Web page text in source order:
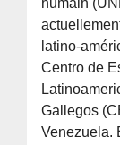
humain
latino-
Centro de
Gallegos
Venezuela.